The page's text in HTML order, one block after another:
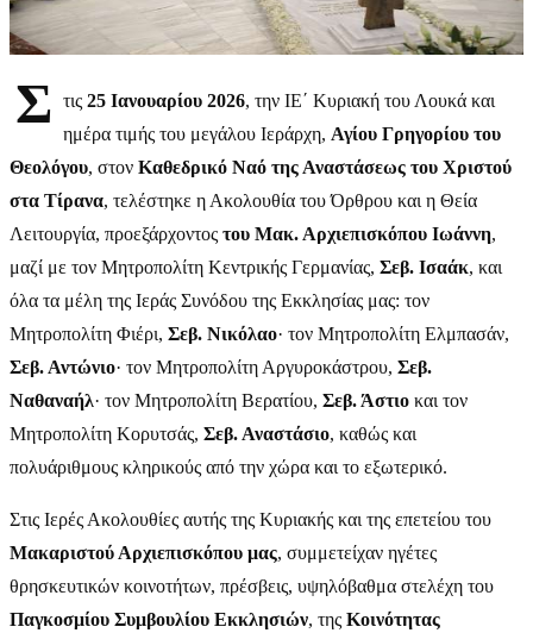
Σ τις25 Ιανουαρίου 2026, την ΙΕ΄ Κυριακή του Λουκά και
ημέρα τιμής του μεγάλου Ιεράρχη, Αγίου Γρηγορίου του
Θεολόγου, στον Καθεδρικό Ναό της Αναστάσεως του Χριστού
στα Τίρανα, τελέστηκε η Ακολουθία του Όρθρου και η Θεία
Λειτουργία, προεξάρχοντος του Μακ. Αρχιεπισκόπου Ιωάννη,
μαζί με τον Μητροπολίτη Κεντρικής Γερμανίας, Σεβ. Ισαάκ, και
όλα τα μέλη της Ιεράς Συνόδου της Εκκλησίας μας: τον
Μητροπολίτη Φιέρι, Σεβ. Νικόλαο· τον Μητροπολίτη Ελμπασάν,
Σεβ. Αντώνιο· τον Μητροπολίτη Αργυροκάστρου, Σεβ.
Ναθαναήλ· τον Μητροπολίτη Βερατίου, Σεβ. Άστιο και τον
Μητροπολίτη Κορυτσάς, Σεβ. Αναστάσιο, καθώς και
πολυάριθμους κληρικούς από την χώρα και το εξωτερικό.
Στις Ιερές Ακολουθίες αυτής της Κυριακής και της επετείου του
Μακαριστού Αρχιεπισκόπου μας, συμμετείχαν ηγέτες
θρησκευτικών κοινοτήτων, πρέσβεις, υψηλόβαθμα στελέχη του
Παγκοσμίου Συμβουλίου Εκκλησιών, της Κοινότητας